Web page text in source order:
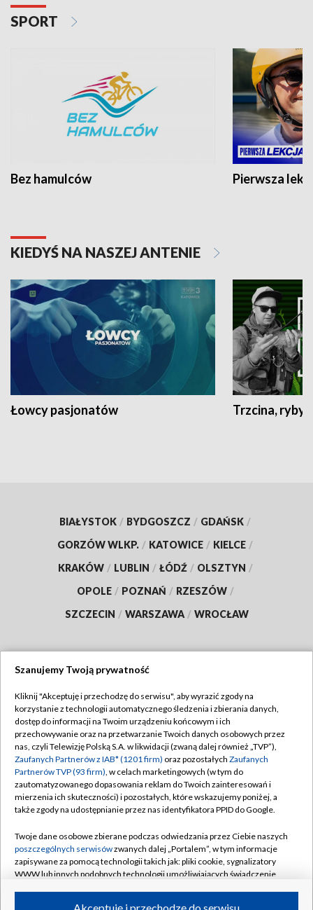
SPORT
Bez hamulców Pierwsza
KIEDYŚ NA NASZEJ ANTENIE
Łowcy pasjonatów Trzcina, ryby
BIAŁYSTOK / BYDGOSZCZ / GDAŃSK /
GORZÓW WLKP. / KATOWICE / KIELCE /
KRAKÓW / LUBLIN / ŁÓDŹ / OLSZTYN /
OPOLE / POZNAŃ / RZESZÓW /
SZCZECIN / WARSZAWA / WROCŁAW
TVP
Abonament TVP
Emisja w TVP
Centrum informacji TVP
Naziemna Telewizja Cyfrowa
Rada Programowa
System NOS
Informacje o nadawcy
Regulamin TVP
Polityka prywatności
Moje zgody
Pomoc
Kontakt
Kanały
Szanujemy Twoją prywatność
Kliknij "Akceptuję i przechodzę do serwisu", aby wyrazić zgody na
korzystanie z technologii automatycznego śledzenia i zbierania danych,
dostęp do informacji na Twoim urządzeniu końcowym i ich
przechowywanie oraz na przetwarzanie Twoich danych osobowych przez
nas, czyli Telewizję Polską S.A. w likwidacji (zwaną dalej również „TVP”),
Zaufanych Partnerów z IAB* (1201 firm) oraz pozostałych Zaufanych
Partnerów TVP (93 firm), w celach marketingowych (w tym do
zautomatyzowanego dopasowania reklam do Twoich zainteresowań i
mierzenia ich skuteczności) i pozostałych, które wskazujemy poniżej, a
także zgody na udostępnianie przez nas identyfikatora PPID do Google.
Twoje dane osobowe zbierane podczas odwiedzania przez Ciebie naszych
poszczególnych serwisówzwanych dalej „Portalem”, w tym informacje
zapisywane za pomocą technologii takich jak: pliki cookie, sygnalizatory
WWW lub innych podobnych technologii umożliwiających świadczenie